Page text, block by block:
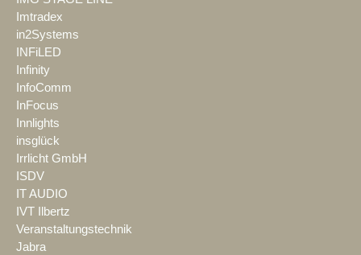
Imtradex
in2Systems
INFiLED
Infinity
InfoComm
InFocus
Innlights
insglück
Irrlicht GmbH
ISDV
IT AUDIO
IVT Ilbertz
Veranstaltungstechnik
Jabra